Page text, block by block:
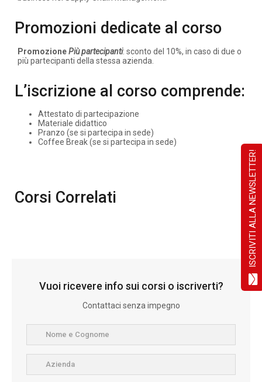
Promozioni dedicate al corso
PromozionePiù partecipanti: sconto del 10%, in caso di due o
più partecipanti della stessa azienda.
L’iscrizione al corso comprende:
Attestato di partecipazione
Materiale didattico
Pranzo (se si partecipa in sede)
Coffee Break (se si partecipa in sede)
Corsi Correlati
Vuoi ricevere info sui corsi o iscriverti?
Contattaci senza impegno
ISCRIVITI ALLA NEWSLETTER!